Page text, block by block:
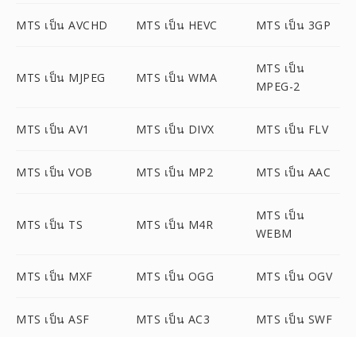
MTS เป็น AVCHD MTS เป็น HEVC MTS เป็น 3GP
MTS เป็น MJPEG MTS เป็น WMA
MTS เป็น
MPEG-2
MTS เป็น AV1 MTS เป็น DIVX MTS เป็น FLV
MTS เป็น VOB MTS เป็น MP2 MTS เป็น AAC
MTS เป็น TS MTS เป็น M4R
MTS เป็น
WEBM
MTS เป็น MXF MTS เป็น OGG MTS เป็น OGV
MTS เป็น ASF MTS เป็น AC3 MTS เป็น SWF